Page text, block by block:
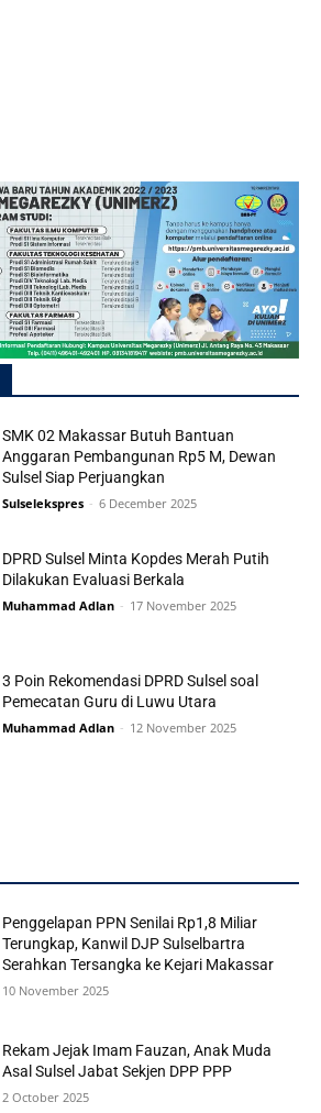
SMK 02 Makassar Butuh Bantuan
Anggaran Pembangunan Rp5 M, Dewan
Sulsel Siap Perjuangkan
Sulselekspres - 6 December 2025
DPRD Sulsel Minta Kopdes Merah Putih
Dilakukan Evaluasi Berkala
Muhammad Adlan - 17 November 2025
3 Poin Rekomendasi DPRD Sulsel soal
Pemecatan Guru di Luwu Utara
Muhammad Adlan - 12 November 2025
Penggelapan PPN Senilai Rp1,8 Miliar
Terungkap, Kanwil DJP Sulselbartra
Serahkan Tersangka ke Kejari Makassar
10 November 2025
Rekam Jejak Imam Fauzan, Anak Muda
Asal Sulsel Jabat Sekjen DPP PPP
2 October 2025